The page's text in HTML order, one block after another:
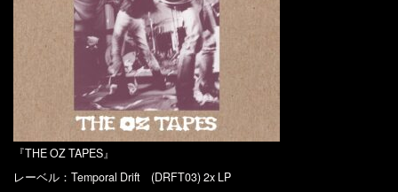
『THE OZ TAPES』
レーベル：Temporal Drift (DRFT03) 2x LP